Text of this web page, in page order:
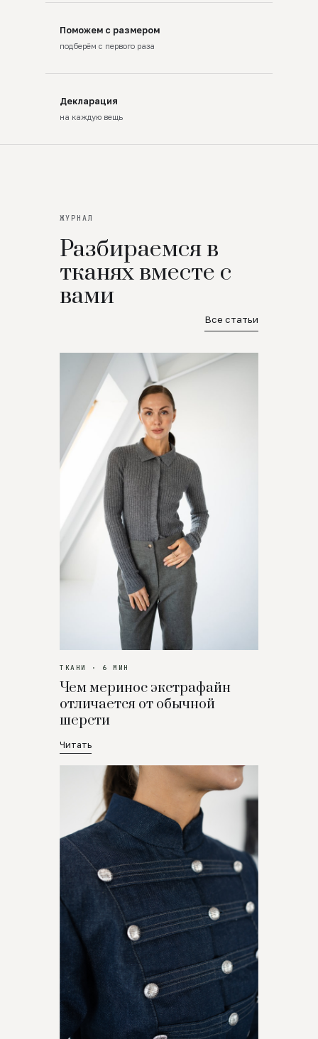
Поможем с размером
подберём с первого раза
Декларация
на каждую вещь
ЖУРНАЛ
Разбираемся в
тканях вместе с
вами
Все статьи
ТКАНИ · 6 МИН
Чем меринос экстрафайн
отличается от обычной
шерсти
Читать